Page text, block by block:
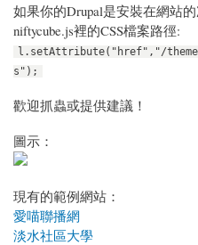
如果你的Drupal是安裝在網站
niftycube.js裡的CSS檔案路徑:
l.setAttribute("href","/
s");
歡迎抓蟲或提供建議！
圖示：
現有的範例網站：
愛喵聯播網
淡水社區大學